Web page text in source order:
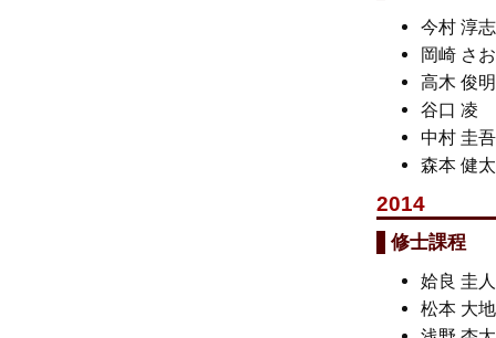
今村 淳
岡崎 さ
高木 俊
谷口
中村 圭
森本 健
2014
修士課程
姶良 圭
松本 大